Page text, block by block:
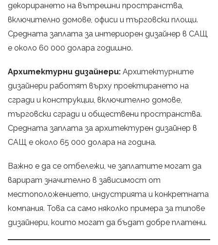
декорирането на вътрешни пространства,
включително домове, офиси и търговски площи.
Средната заплата за интериорен дизайнер в САЩ
е около 60 000 долара годишно.
Архитектурни дизайнери: Архитектурните
дизайнери работят върху проектирането на
сгради и конструкции, включително домове,
търговски сгради и обществени пространства.
Средната заплата за архитектурен дизайнер в
САЩ е около 65 000 долара на година.
Важно е да се отбележи, че заплатите могат да
варират значително в зависимост от
местоположението, индустрията и конкретната
компания. Това са само няколко примера за типове
дизайнери, които могат да бъдат добре платени.